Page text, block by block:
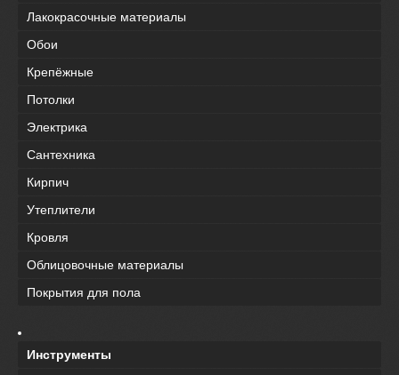
Лакокрасочные материалы
Обои
Крепёжные
Потолки
Электрика
Сантехника
Кирпич
Утеплители
Кровля
Облицовочные материалы
Покрытия для пола
Инструменты